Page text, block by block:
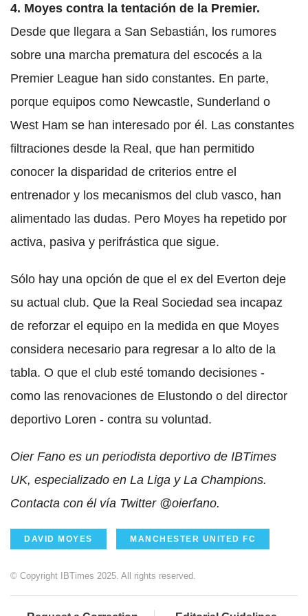
4. Moyes contra la tentación de la Premier.
Desde que llegara a San Sebastián, los rumores
sobre una marcha prematura del escocés a la
Premier League han sido constantes. En parte,
porque equipos como Newcastle, Sunderland o
West Ham se han interesado por él. Las constantes
filtraciones desde la Real, que han permitido
conocer la disparidad de criterios entre el
entrenador y los mecanismos del club vasco, han
alimentado las dudas. Pero Moyes ha repetido por
activa, pasiva y perifrástica que sigue.
Sólo hay una opción de que el ex del Everton deje
su actual club. Que la Real Sociedad sea incapaz
de reforzar el equipo en la medida en que Moyes
considera necesario para regresar a lo alto de la
tabla. O que el club esté tomando decisiones -
como las renovaciones de Elustondo o del director
deportivo Loren - contra su voluntad.
Oier Fano es un periodista deportivo de IBTimes
UK, especializado en La Liga y La Champions.
Contacta con él vía Twitter @oierfano.
DAVID MOYES MANCHESTER UNITED FC
© Copyright IBTimes 2025. All rights reserved.